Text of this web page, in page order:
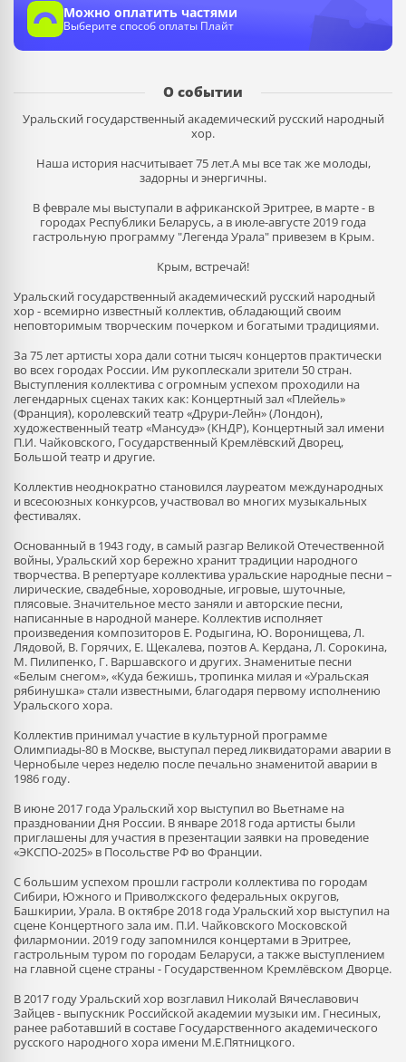
Можно оплатить частями
Выберите способ оплаты Плайт
О событии
Уральский государственный академический русский народный
хор.
Наша история насчитывает 75 лет.А мы все так же молоды,
задорны и энергичны.
В феврале мы выступали в африканской Эритрее, в марте - в
городах Республики Беларусь, а в июле-августе 2019 года
гастрольную программу "Легенда Урала" привезем в Крым.
Крым, встречай!
Уральский государственный академический русский народный
хор - всемирно известный коллектив, обладающий своим
неповторимым творческим почерком и богатыми традициями.
За 75 лет артисты хора дали сотни тысяч концертов практически
во всех городах России. Им рукоплескали зрители 50 стран.
Выступления коллектива с огромным успехом проходили на
легендарных сценах таких как: Концертный зал «Плейель»
(Франция), королевский театр «Друри-Лейн» (Лондон),
художественный театр «Мансудэ» (КНДР), Концертный зал имени
П.И. Чайковского, Государственный Кремлёвский Дворец,
Большой театр и другие.
Коллектив неоднократно становился лауреатом международных
и всесоюзных конкурсов, участвовал во многих музыкальных
фестивалях.
Основанный в 1943 году, в самый разгар Великой Отечественной
войны, Уральский хор бережно хранит традиции народного
творчества. В репертуаре коллектива уральские народные песни –
лирические, свадебные, хороводные, игровые, шуточные,
плясовые. Значительное место заняли и авторские песни,
написанные в народной манере. Коллектив исполняет
произведения композиторов Е. Родыгина, Ю. Воронищева, Л.
Лядовой, В. Горячих, Е. Щекалева, поэтов А. Кердана, Л. Сорокина,
М. Пилипенко, Г. Варшавского и других. Знаменитые песни
«Белым снегом», «Куда бежишь, тропинка милая и «Уральская
рябинушка» стали известными, благодаря первому исполнению
Уральского хора.
Коллектив принимал участие в культурной программе
Олимпиады-80 в Москве, выступал перед ликвидаторами аварии в
Чернобыле через неделю после печально знаменитой аварии в
1986 году.
В июне 2017 года Уральский хор выступил во Вьетнаме на
праздновании Дня России. В январе 2018 года артисты были
приглашены для участия в презентации заявки на проведение
«ЭКСПО-2025» в Посольстве РФ во Франции.
С большим успехом прошли гастроли коллектива по городам
Сибири, Южного и Приволжского федеральных округов,
Башкирии, Урала. В октябре 2018 года Уральский хор выступил на
сцене Концертного зала им. П.И. Чайковского Московской
филармонии. 2019 году запомнился концертами в Эритрее,
гастрольным туром по городам Беларуси, а также выступлением
на главной сцене страны - Государственном Кремлёвском Дворце.
В 2017 году Уральский хор возглавил Николай Вячеславович
Зайцев - выпускник Российской академии музыки им. Гнесиных,
ранее работавший в составе Государственного академического
русского народного хора имени М.Е.Пятницкого.